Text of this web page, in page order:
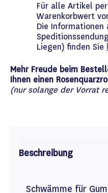
Für alle Artikel
Warenkorbwert
Die Informationen
Liegen) finden Sie
Mehr Freude beim
Ihnen einen
(nur solange der Vorrat
Beschreibung
Schwämme für